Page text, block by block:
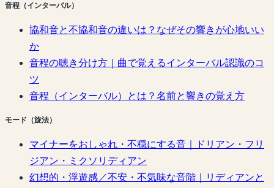
音程（インターバル）
協和音と不協和音の違いは？なぜその響きが心地いい
か
音程の聴き分け方｜曲で覚えるインターバル認識のコ
ツ
音程（インターバル）とは？名前と響きの覚え方
モード（旋法）
マイナーをおしゃれ・不穏にする音｜ドリアン・フリ
ジアン・ミクソリディアン
幻想的・浮遊感／不安・不気味な音階｜リディアンと